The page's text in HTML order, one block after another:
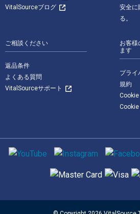
VitalSourceブログ
安全に
る。
ご相談ください
返品条件
よくある質問
VitalSourceサポート
お客様
ます
プライ
規約
Cookie
Cookie
ソーシャルメディア
サポートされている支払い方法